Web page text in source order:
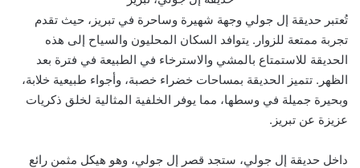
تُعتبر حديقة إل جولي وجهة شهيرة وساحرة في تبريز، حيث تقدم
تجربة ممتعة للزوار. يتوافد السكان المحليون والسياح إلى هذه
الحديقة للاستمتاع بالمشي والاسترخاء في الطبيعة في فترة بعد
الظهر. تتميز الحديقة بمساحات خضراء خصبة، وأجواء طبيعية خلابة،
وبحيرة جميلة في وسطها، مما يوفر الخلفية المثالية لخلق ذكريات
عزيزة عن تبريز.
داخل حديقة إل جولي، ستجد قصر إل جولي، وهو هيكل مثمن رائع